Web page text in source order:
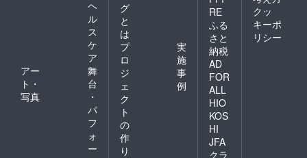
ヘ
ル
ス
ケ
ア
アー
ト・
写真
舞
台
・
パ
フ
ォ
ー
グ
と
は
プ
ロ
ジ
ェ
ク
ト
の
作
り
実
施
事
例
RE
ふる
さと
納税
AD
FOR
ALL
HIO
KOS
HI
JFA
クラ
クッ
キーポ
リシー